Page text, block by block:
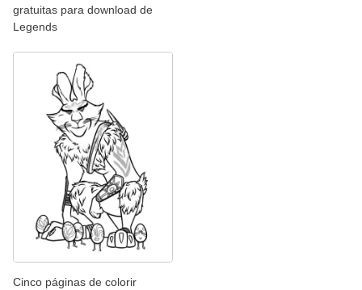
gratuitas para download de
Legends
Cinco páginas de colorir